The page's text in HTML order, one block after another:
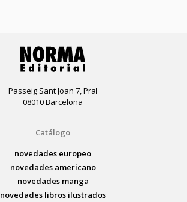
Passeig Sant Joan 7, Pral
08010 Barcelona
Catálogo
novedades europeo
novedades americano
novedades manga
novedades libros ilustrados